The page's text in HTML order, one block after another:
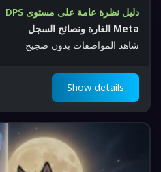
دليل نظرة عامة على مستوى DPS
Meta الغارة ونصائح السجل
شاهد المواصفات بدون ضجيج
Show details